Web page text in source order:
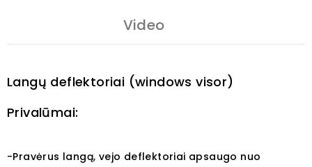
Video
Langų deflektoriai (windows visor)
Privalūmai:
-Pravėrus langą, vejo deflektoriai apsaugo nuo